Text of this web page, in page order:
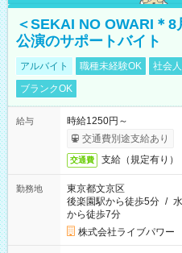
＜SEKAI NO OWARI＊
公演のサポートバイト
アルバイト 職種未経験OK 社会
ブランクOK
給与
時給1250円～
交通費別途支給あり
交通費 支給（規定有り）
勤務地
東京都文京区
後楽園駅から徒歩5分 /
から徒歩7分
株式会社ライブパワー